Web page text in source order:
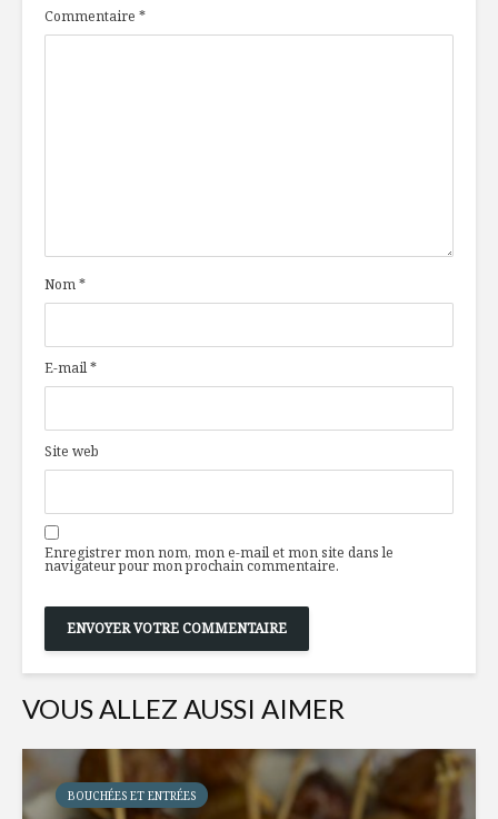
Commentaire *
Nom*
E-mail*
Site web
Enregistrer mon nom, mon e-mail et mon site dans le
navigateur pour mon prochain commentaire.
VOUS ALLEZ AUSSI AIMER
BOUCHÉES ET ENTRÉES